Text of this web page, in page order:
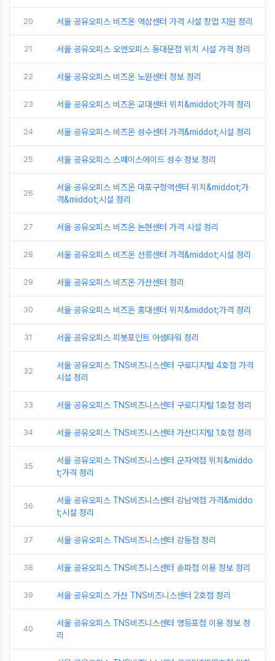
20 서울 공유오피스 비즈온 역삼센터 가격 시설 창업 지원 정리
21 서울 공유오피스 오엔오피스 동대문점 위치 시설 가격 정리
22 서울 공유오피스 비즈온 노원센터 정보 정리
23 서울 공유오피스 비즈온 교대센터 위치&middot;가격 정리
24 서울 공유오피스 비즈온 성수센터 가격&middot;시설 정리
25 서울 공유오피스 스페이스에이드 성수 정보 정리
26
서울 공유오피스 비즈온 마포구청역센터 위치&middot;가
격&middot;시설 정리
27 서울 공유오피스 비즈온 논현센터 가격 시설 정리
28 서울 공유오피스 비즈온 선릉센터 가격&middot;시설 정리
29 서울 공유오피스 비즈온 가산센터 정리
30 서울 공유오피스 비즈온 홍대센터 위치&middot;가격 정리
31 서울 공유오피스 피봇포인트 아셈타워 정리
32
서울 공유오피스 TNS비즈니스센터 구로디지털 4호점 가격
시설 정리
33 서울 공유오피스 TNS비즈니스센터 구로디지털 1호점 정리
34 서울 공유오피스 TNS비즈니스센터 가산디지털 1호점 정리
35
서울 공유오피스 TNS비즈니스센터 군자역점 위치&middo
t;가격 정리
36
서울 공유오피스 TNS비즈니스센터 강남역점 가격&middo
t;시설 정리
37 서울 공유오피스 TNS비즈니스센터 강동점 정리
38 서울 공유오피스 TNS비즈니스센터 송파점 이용 정보 정리
39 서울 공유오피스 가산 TNS비즈니스센터 2호점 정리
40
서울 공유오피스 TNS비즈니스센터 영등포점 이용 정보 정
리